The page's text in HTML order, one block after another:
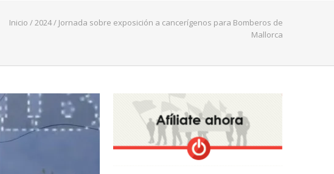
Inicio /2024/ Jornada sobre exposición a cancerígenos para Bomberos de
Mallorca